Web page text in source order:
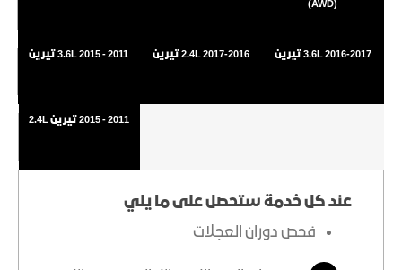
(AWD)
2016-2017 3.6L تيرين 2017-2016 2.4L تيرين 2011 - 2015 3.6L تيرين
2011 - 2015 تيرين 2.4L
عند كل خدمة ستحصل على ما يلي
فحص دوران العجلات